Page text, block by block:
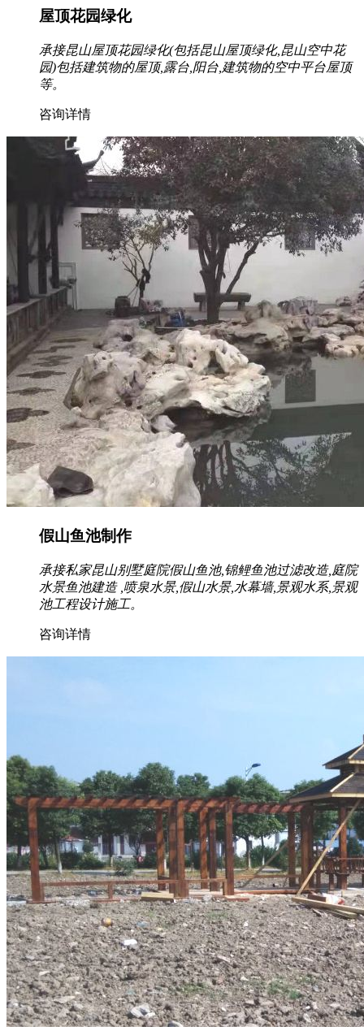
屋顶花园绿化
承接昆山屋顶花园绿化(包括昆山屋顶绿化,昆山空中花
园)包括建筑物的屋顶,露台,阳台,建筑物的空中平台屋顶
等。
咨询详情
假山鱼池制作
承接私家昆山别墅庭院假山鱼池,锦鲤鱼池过滤改造,庭院
水景鱼池建造 ,喷泉水景,假山水景,水幕墙,景观水系,景观
池工程设计施工。
咨询详情